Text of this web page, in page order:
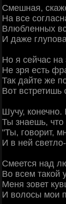
Смешная,
На все
Влюбленных
И даже
Но я сейчас на
Не зря есть
Так дайте же
Вот встретишь
Шучу, конечно.
Ты знаешь, что
"Ты, говорит,
И в ней
Смеется над
Во всем такой
Меня зовет
И волосы мои